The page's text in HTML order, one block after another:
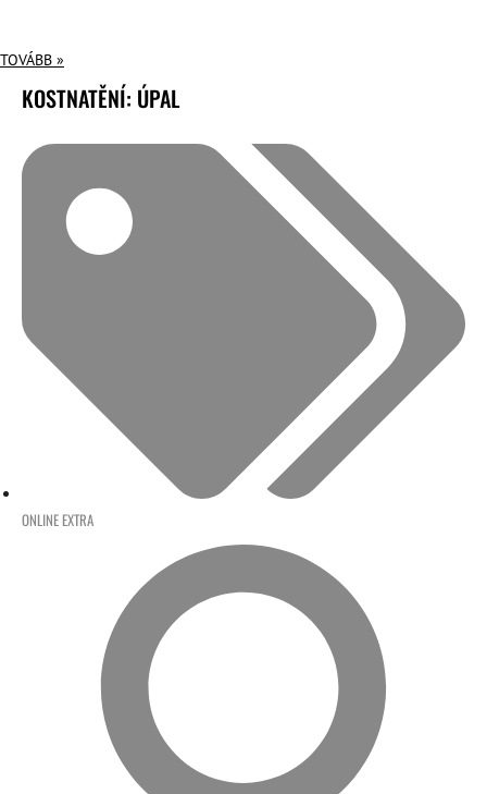
TOVÁBB »
KOSTNATĚNÍ: ÚPAL
ONLINE EXTRA